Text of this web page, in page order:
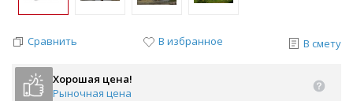
Сравнить В избранное В смету
Хорошая цена!
Рыночная цена